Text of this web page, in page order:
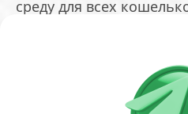
среду для всех
адреса или ENS-
создавать специальные